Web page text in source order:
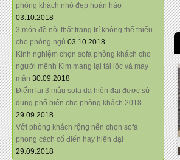
phòng khách nhỏ đẹp hoàn hảo
03.10.2018
3 món đồ nội thất trang trí không thể thiếu
cho phòng ngủ 03.10.2018
Kinh nghiệm chọn sofa phòng khách cho
người mệnh Kim mang lại tài lộc và may
mắn 30.09.2018
Điểm lại 3 mẫu sofa da hiện đại được sử
dụng phổ biến cho phòng khách 2018
29.09.2018
Với phòng khách rộng nên chọn sofa
phong cách cổ điển hay hiện đại
29.09.2018